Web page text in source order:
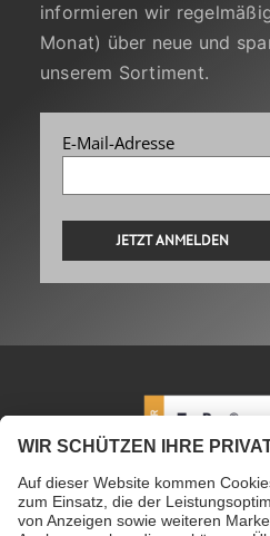
informieren wir
Monat) über neue und
unserem Sortiment.
E-Mail-Adresse
PETEC Verbindungstechnik